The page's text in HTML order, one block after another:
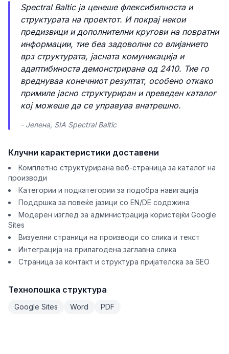
Spectral Baltic ја ценеше флексибилноста и
структурата на проектот. И покрај некои
предизвици и дополнителни кругови на повратни
информации, тие беа задоволни со влијанието
врз структурата, јасната комуникација и
адаптибиноста демонстрирана од 2410. Тие го
вреднуваа конечниот резултат, особено откако
примиле јасно структуриран и преведен каталог
кој можеше да се управува внатрешно.
- Јелена, SIA Spectral Baltic
Клучни карактеристики доставени
Комплетно структурирана веб-страница за каталог на
производи
Категории и подкатегории за подобра навигација
Поддршка за повеќе јазици со EN/DE содржина
Модерен изглед за администрација користејќи Google
Sites
Визуелни страници на производи со слика и текст
Интеграција на прилагодена заглавна слика
Страница за контакт и структура пријателска за SEO
Технолошка структура
Google Sites Word PDF